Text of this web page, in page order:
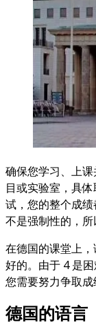
确保您学习、上
目或实验室，具
试，您的整个成
不是强制性的，所
在德国的课堂上
好的。由于 4 是
您需要努力争取成
德国的语言